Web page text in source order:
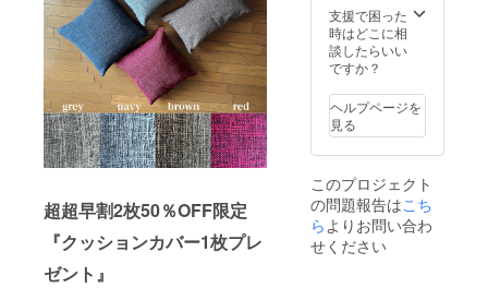
超超早割2枚50％OFF限定
『クッションカバー1枚プレ
ゼント』
す。ご
了承く
ださ
い。 ※
状況、
使用部
材の供
給状
造工程
上の都
合等に
より出
荷時期
いてい
ませ
ん。 ※
皆様の
により
量産効
率が向
上した
正規販
売価格
が販売
予定価
格より
支援で困った
時はどこに相
談したらいい
ですか？
ヘルプページを
見る
このプロジェクト
の問題報告はこち
ら よりお問い合わ
せください